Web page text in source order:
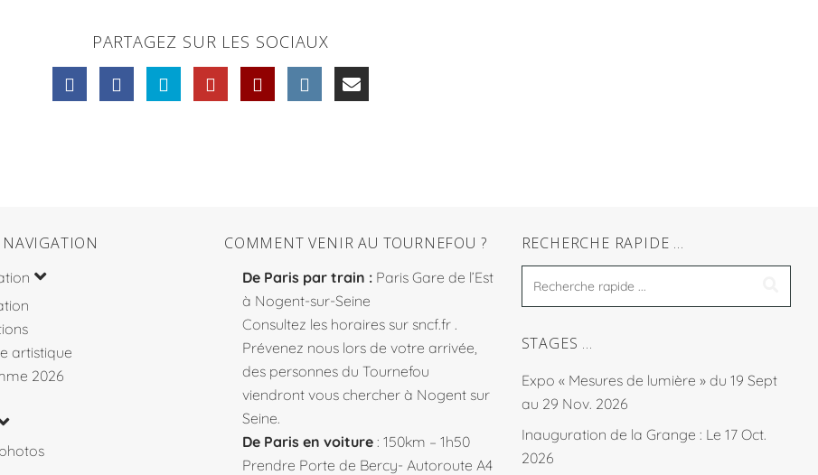
PARTAGEZ SUR LES SOCIAUX
artistique
2026
COMMENT VENIR AU TOURNEFOU ?
De Paris par train : Paris Gare de l’Est
à Nogent-sur-Seine
Consultez les horaires sur sncf.fr .
Prévenez nous lors de votre arrivée,
des personnes du Tournefou
viendront vous chercher à Nogent sur
Seine.
De Paris en voiture : 150km – 1h50
Prendre Porte de Bercy- Autoroute A4
RECHERCHE RAPIDE …
STAGES …
Expo « Mesures de lumière » du 19 Sept
au 29 Nov. 2026
Inauguration de la Grange : Le 17 Oct.
2026